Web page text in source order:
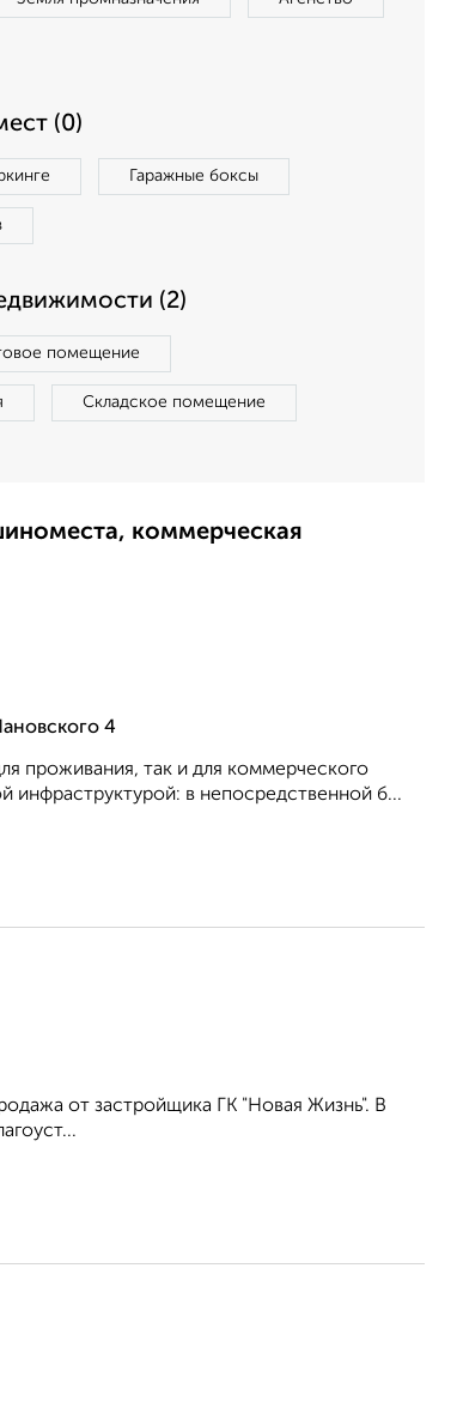
(0)
Гаражные боксы
(2)
помещение
Складское помещение
коммерческая
4
проживания, так и для коммерческого
инфраструктурой: в непосредственной б...
от застройщика ГК "Новая Жизнь". В